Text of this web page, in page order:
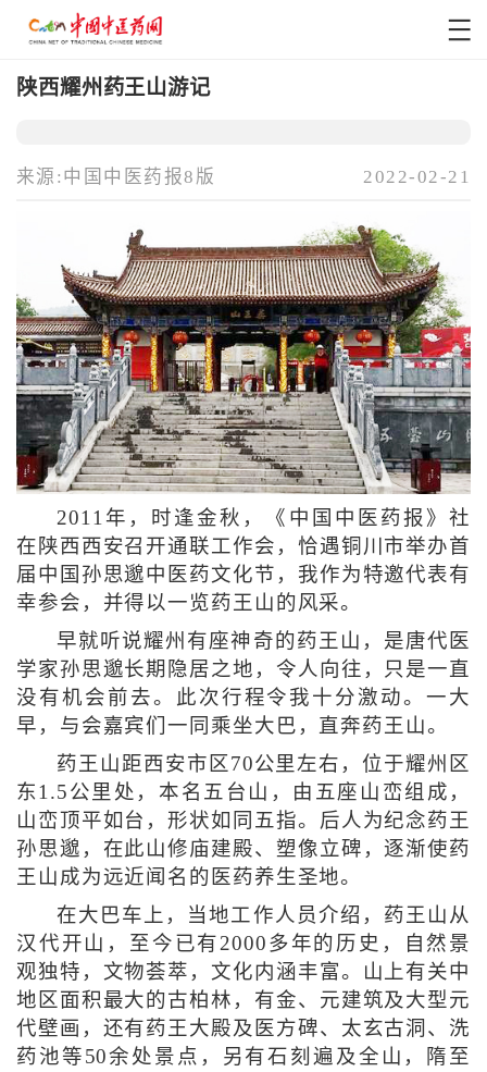
陕西耀州药王山游记
来源:中国中医药报8版 2022-02-21
2011年，时逢金秋，《中国中医药报》社
在陕西西安召开通联工作会，恰遇铜川市举办首
届中国孙思邈中医药文化节，我作为特邀代表有
幸参会，并得以一览药王山的风采。
早就听说耀州有座神奇的药王山，是唐代医
学家孙思邈长期隐居之地，令人向往，只是一直
没有机会前去。此次行程令我十分激动。一大
早，与会嘉宾们一同乘坐大巴，直奔药王山。
药王山距西安市区70公里左右，位于耀州区
东1.5公里处，本名五台山，由五座山峦组成，
山峦顶平如台，形状如同五指。后人为纪念药王
孙思邈，在此山修庙建殿、塑像立碑，逐渐使药
王山成为远近闻名的医药养生圣地。
在大巴车上，当地工作人员介绍，药王山从
汉代开山，至今已有2000多年的历史，自然景
观独特，文物荟萃，文化内涵丰富。山上有关中
地区面积最大的古柏林，有金、元建筑及大型元
代壁画，还有药王大殿及医方碑、太玄古洞、洗
药池等50余处景点，另有石刻遍及全山，隋至